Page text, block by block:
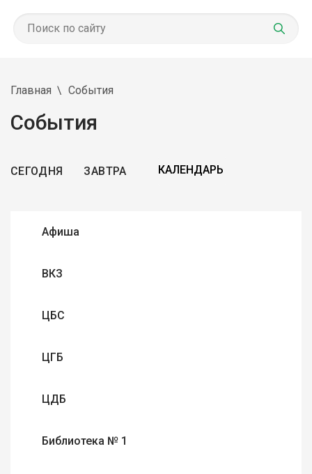
Главная События
События
СЕГОДНЯ ЗАВТРА
Афиша
ВКЗ
ЦБС
ЦГБ
ЦДБ
Библиотека № 1